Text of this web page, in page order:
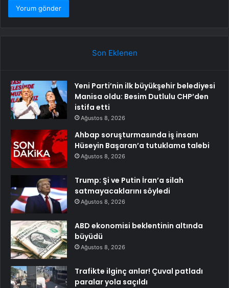
Son Eklenen
Yeni Parti’nin ilk büyükşehir belediyesi
Manisa oldu: Besim Dutlulu CHP’den
istifa etti
Ağustos 8, 2026
Ahbap soruşturmasında iş insanı
Hüseyin Başaran’a tutuklama talebi
Ağustos 8, 2026
Trump: Şi ve Putin İran’a silah
satmayacaklarını söyledi
Ağustos 8, 2026
ABD ekonomisi beklentinin altında
büyüdü
Ağustos 8, 2026
Trafikte ilginç anlar! Çuval patladı
paralar yola saçıldı